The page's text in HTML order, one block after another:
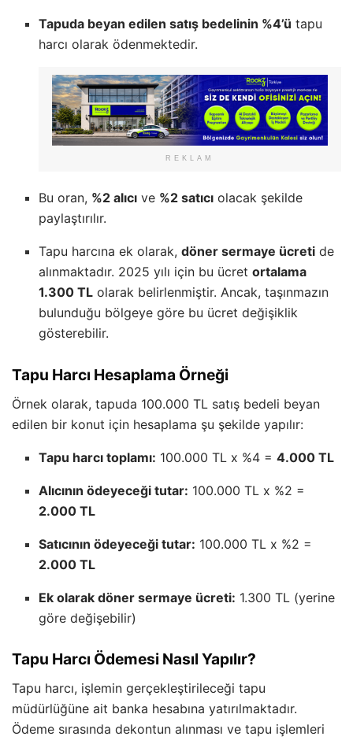
Tapuda beyan edilen satış bedelinin %4’ü tapu
harcı olarak ödenmektedir.
REKLAM
Bu oran, %2 alıcı ve %2 satıcı olacak şekilde
paylaştırılır.
Tapu harcına ek olarak,döner sermaye ücreti de
alınmaktadır. 2025 yılı için bu ücretortalama
1.300 TL olarak belirlenmiştir. Ancak, taşınmazın
bulunduğu bölgeye göre bu ücret değişiklik
gösterebilir.
Tapu Harcı Hesaplama Örneği
Örnek olarak, tapuda 100.000 TL satış bedeli beyan
edilen bir konut için hesaplama şu şekilde yapılır:
Tapu harcı toplamı: 100.000 TL x %4 =4.000 TL
Alıcının ödeyeceği tutar: 100.000 TL x %2 =
2.000 TL
Satıcının ödeyeceği tutar: 100.000 TL x %2 =
2.000 TL
Ek olarak döner sermaye ücreti: 1.300 TL (yerine
göre değişebilir)
Tapu Harcı Ödemesi Nasıl Yapılır?
Tapu harcı, işlemin gerçekleştirileceği tapu
müdürlüğüne ait banka hesabına yatırılmaktadır.
Ödeme sırasında dekontun alınması ve tapu işlemleri